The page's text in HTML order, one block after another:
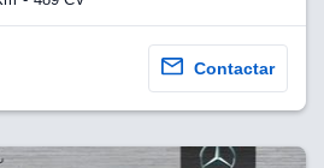
Contactar